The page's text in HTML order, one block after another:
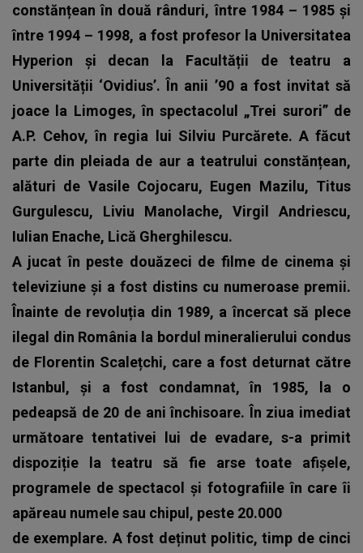
constănțean în două rânduri, între 1984 – 1985 și
între 1994 – 1998, a fost profesor la Universitatea
Hyperion și decan la Facultății de teatru a
Universității ‘Ovidius’. În anii ’90 a fost invitat să
joace la Limoges, în spectacolul „Trei surori” de
A.P. Cehov, în regia lui Silviu Purcărete. A făcut
parte din pleiada de aur a teatrului constănțean,
alături de Vasile Cojocaru, Eugen Mazilu, Titus
Gurgulescu, Liviu Manolache, Virgil Andriescu,
Iulian Enache, Lică Gherghilescu.
A jucat în peste douăzeci de filme de cinema și
televiziune și a fost distins cu numeroase premii.
Înainte de revoluția din 1989, a încercat să plece
ilegal din România la bordul mineralierului condus
de Florentin Scalețchi, care a fost deturnat către
Istanbul, și a fost condamnat, în 1985, la o
pedeapsă de 20 de ani închisoare. În ziua imediat
următoare tentativei lui de evadare, s-a primit
dispoziție la teatru să fie arse toate afișele,
programele de spectacol și fotografiile în care îi
apăreau numele sau chipul, peste 20.000
de exemplare. A fost deținut politic, timp de cinci